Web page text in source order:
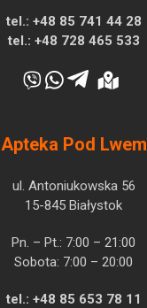
tel.: +48 85 741 44 28
tel.: +48 728 465 533
Apteka Pod Lwem
ul. Antoniukowska 56
15-845 Białystok
Pn. – Pt.: 7:00 – 21:00
Sobota: 7:00 – 20:00
tel.: +48 85 653 78 11